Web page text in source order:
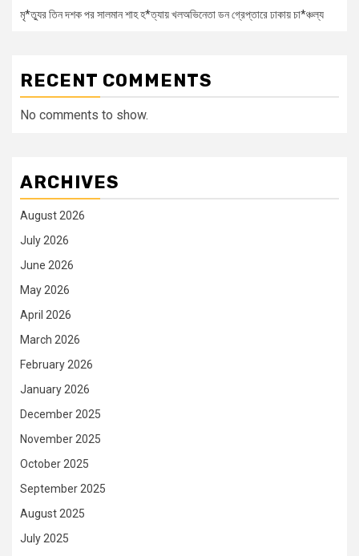
মৃ*ত্যুর তিন দশক পর সালমান শাহ হ*ত্যায় খলঅভিনেতা ডন গ্রেপ্তারে ঢাকায় চা*ঞ্চল্য
RECENT COMMENTS
No comments to show.
ARCHIVES
August 2026
July 2026
June 2026
May 2026
April 2026
March 2026
February 2026
January 2026
December 2025
November 2025
October 2025
September 2025
August 2025
July 2025